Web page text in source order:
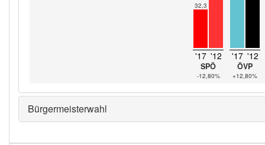
32,3
'17 '12
SPÖ
-12,80%
'17 '12
ÖVP
+12,80%
Bürgermeisterwahl